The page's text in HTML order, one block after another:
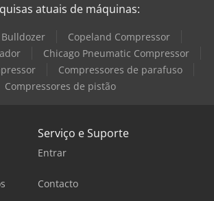
atuais de máquinas:
Copeland Compressor
Chicago Pneumatic Compressor
Compressores de parafuso
Compressores de pistão
Serviço e Suporte
Entrar
Contacto